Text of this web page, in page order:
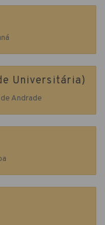
Universitária)
Andrade